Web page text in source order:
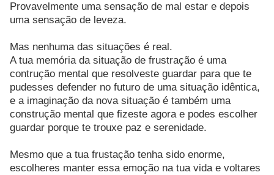
Provavelmente uma sensação de mal estar e depois
uma sensação de leveza.
Mas nenhuma das situações é real.
A tua memória da situação de frustração é uma
contrução mental que resolveste guardar para que te
pudesses defender no futuro de uma situação idêntica,
e a imaginação da nova situação é também uma
construção mental que fizeste agora e podes escolher
guardar porque te trouxe paz e serenidade.
Mesmo que a tua frustação tenha sido enorme,
escolheres manter essa emoção na tua vida e voltares